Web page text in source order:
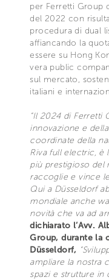
per Ferretti Group
del 2022 con
procedura di dual
affiancando la
essere su Hong
vera public
sul mercato,
italiani e
“Il 2024 di Ferretti
innovazione e
coordinate della
Riva full electric, è
più prestigioso del
raccoglie e vince
Qui a Düsseldorf
mondiale anche
novità che va ad
dichiarato l’Avv.
Group, durante la
Düsseldorf,
ampliare la nostra
spazi e strutture in